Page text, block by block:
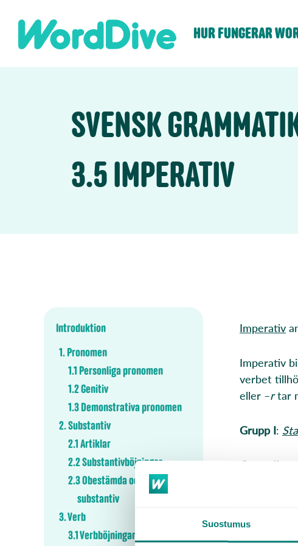
Suostumus
content
HUR FUNGERAR
SVENSK
3.5 IMPERATIV
Introduktion
1. Pronomen
1.1 Personliga pronomen
1.2 Genitiv
1.3 Demonstrativa pronomen
2. Substantiv
2.1 Artiklar
2.2 Substantivböjningar
2.3 Obestämda och bestämda
substantiv
3. Verb
3.1 Verbböjningar
Imperativ
Imperativ
verbet
eller –rtar
Grupp I:
Grupp II